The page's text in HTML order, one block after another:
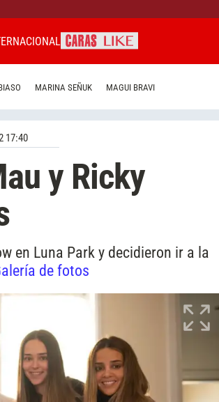
MARINA SEÑUK MAGUI BRAVI
17:40
y Ricky
en Luna Park y decidieron ir a la
de fotos